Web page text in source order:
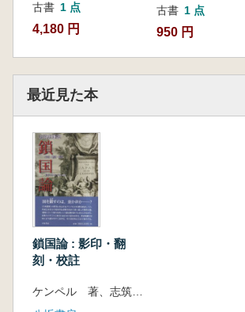
古書 1 点
4,180 円
古書 1 点
950 円
最近見た本
鎖国論 : 影印・翻
刻・校註